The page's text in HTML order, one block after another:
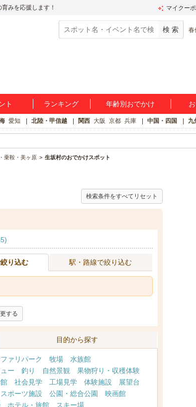
みを応援します！ マイクー
春
ト ランキング 年齢別おでかけ
愛知 北陸・甲信越 関西 大阪 京都 兵庫 中国・四国 九
乗鞍・美ヶ原 生坂村のおでかけスポット
検索条件をすべてリセット
り込む 駅・路線で絞り込む
する
目的から探す
ァリパーク 牧場
水族館
ー 釣り 自然景観
果物狩り・収穫体験
社会見学 工場見学 体験施設
展望台
スポーツ施設 公園・総合公園
映画館
ホテル・旅館
スキー場